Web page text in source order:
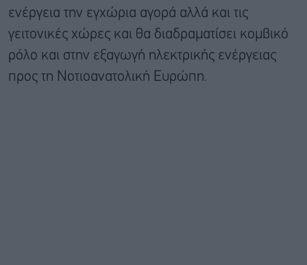
ενέργεια την εγχώρια αγορά αλλά και τις
γειτονικές χώρες και θα διαδραματίσει κομβικό
ρόλο και στην εξαγωγή ηλεκτρικής ενέργειας
προς τη Νοτιοανατολική Ευρώπη.